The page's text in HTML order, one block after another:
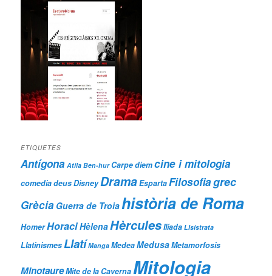
ETIQUETES
Antígona Atila Ben-hur Carpe diemcine i mitologia
comediadeusDisney DramaEspartaFilosofiagrec
Grècia Guerra de Troiahistòria de Roma
HomerHoraciHèlenaHèrculesIlíada LIsístrata
LlatinismesLlatí Manga MedeaMedusaMetamorfosis
MinotaureMite de la CavernaMitologia